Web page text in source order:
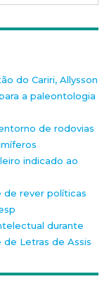
do Cariri, Allysson
a paleontologia
de rodovias
indicado ao
de rever políticas
durante
Letras de Assis